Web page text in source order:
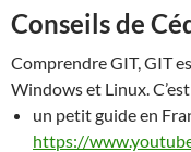
Conseils de
Comprendre GIT, GIT
Windows et Linux.
un petit guide en
https://